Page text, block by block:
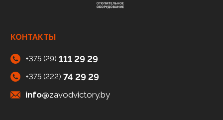
КОНТАКТЫ
+375 (29) 111 29 29
+375 (222) 74 29 29
info@zavodvictory.by